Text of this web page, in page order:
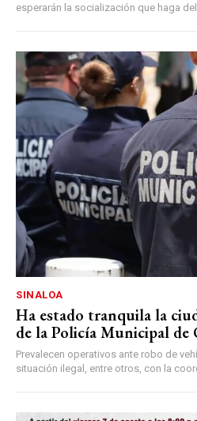
esperarán la socialización que haga del
SINALOA
Ha estado tranquila la
de la Policía Municipal de
Prevalecen operativos ante robo de
situación ilegal, entre otros, con la